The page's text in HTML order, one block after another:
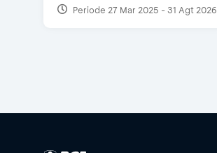
Periode 27 Mar 2025 - 31 Agt 2026